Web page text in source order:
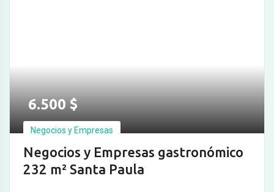
6.500$
Negocios y Empresas
Negocios y Empresas gastronómico
232 m² Santa Paula